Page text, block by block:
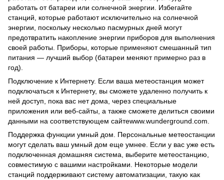
работать от батареи или солнечной энергии. Избегайте
станций, которые работают исключительно на солнечной
энергии, поскольку несколько пасмурных дней могут
предотвратить накопление энергии приборов для выполнения
своей работы. Приборы, которые применяют смешанный тип
питания — лучший выбор (батареи меняют примерно раз в
год).
Подключение к Интернету. Если ваша метеостанция может
подключаться к Интернету, вы сможете удаленно получить к
ней доступ, пока вас нет дома, через специальные
приложения или веб-сайты, а также сможете делиться своими
данными на соответствующем сайтеwww.wunderground.com.
Поддержка функции умный дом. Персональные метеостанции
могут сделать ваш умный дом еще умнее. Если у вас уже есть
подключенная домашняя система, выберите метеостанцию,
совместимую с вашими настройками. Некоторые модели
станций поддерживают систему автоматизации, такую как